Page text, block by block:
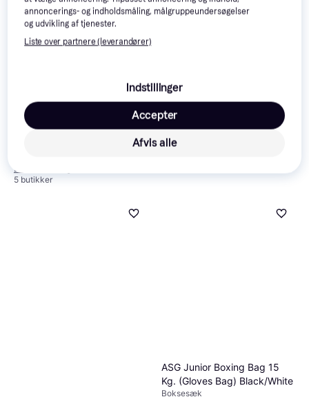
Tandbeskytter
Eller 3 betalinger af 73 kr.
5 butikker
ASG Junior Boxing Bag 15
Kg. (Gloves Bag) Black/White
Boksesæk
annoncerings- og indholdsmåling, målgruppeundersøgelser
og udvikling af tjenester.
Liste over partnere (leverandører)
Indstillinger
Afvis alle
Accepter